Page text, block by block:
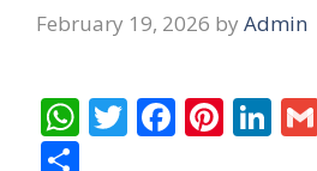
February 19, 2026 by Admin
W T F Pi Li